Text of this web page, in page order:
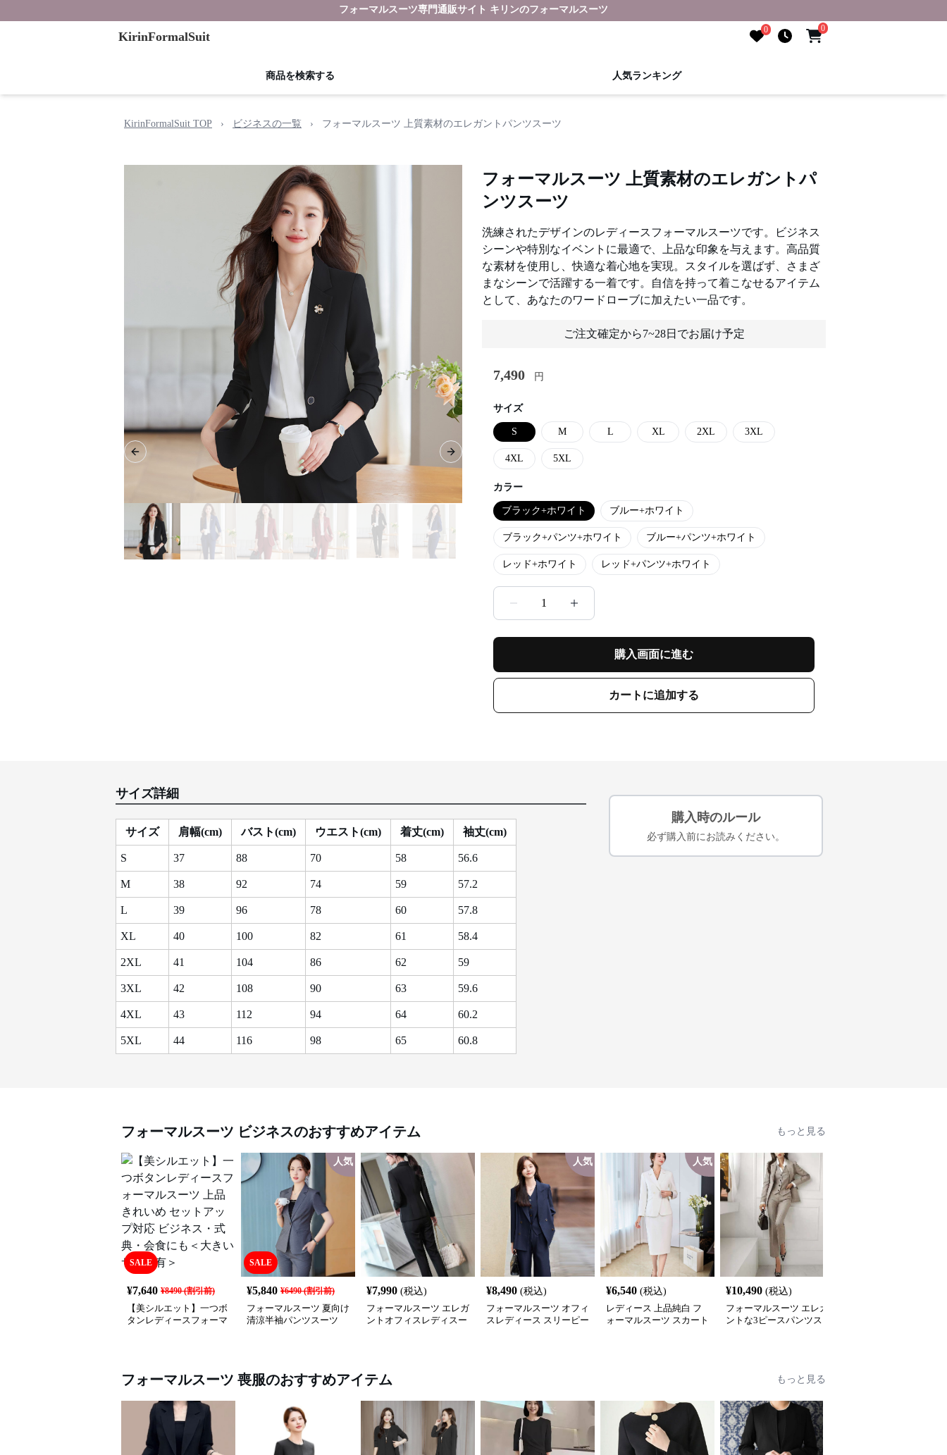
フォーマルスーツ専門通販サイト キリンのフォーマルスーツ
KirinFormalSuit 0 0
商品を検索する 人気ランキング
KirinFormalSuit TOP › ビジネスの一覧 › フォーマルスーツ 上質素材のエレガントパンツスーツ
Previous slide Next slide
フォーマルスーツ 上質素材のエレガントパ
ンツスーツ
洗練されたデザインのレディースフォーマルスーツです。ビジネス
シーンや特別なイベントに最適で、上品な印象を与えます。高品質
な素材を使用し、快適な着心地を実現。スタイルを選ばず、さまざ
まなシーンで活躍する一着です。自信を持って着こなせるアイテム
として、あなたのワードローブに加えたい一品です。
ご注文確定から7~28日でお届け予定
7,490 円
サイズ
S M L XL 2XL 3XL
4XL 5XL
カラー
ブラック+ホワイト ブルー+ホワイト
ブラック+パンツ+ホワイト ブルー+パンツ+ホワイト
レッド+ホワイト レッド+パンツ+ホワイト
1
購入画面に進む
カートに追加する
サイズ詳細
サイズ 肩幅(cm) バスト(cm) ウエスト(cm) 着丈(cm) 袖丈(cm)
S 37 88 70 58 56.6
M 38 92 74 59 57.2
L 39 96 78 60 57.8
XL 40 100 82 61 58.4
2XL 41 104 86 62 59
3XL 42 108 90 63 59.6
4XL 43 112 94 64 60.2
5XL 44 116 98 65 60.8
購入時のルール
必ず購入前にお読みください。
フォーマルスーツ ビジネスのおすすめアイテム もっと見る
SALE
¥7,640 ¥8490(割引前)
【美シルエット】一つボ
タンレディースフォーマ
SALE
人気
¥5,840 ¥6490(割引前)
フォーマルスーツ 夏向け
清涼半袖パンツスーツ
¥7,990 (税込)
フォーマルスーツ エレガ
ントオフィスレディスー
人気
¥8,490 (税込)
フォーマルスーツ オフィ
スレディース スリーピー
人気
¥6,540 (税込)
レディース 上品純白 フ
ォーマルスーツ スカート
¥10,490 (税込)
フォーマルスーツ エレガ
ントな3ピースパンツス
フォーマルスーツ 喪服のおすすめアイテム もっと見る